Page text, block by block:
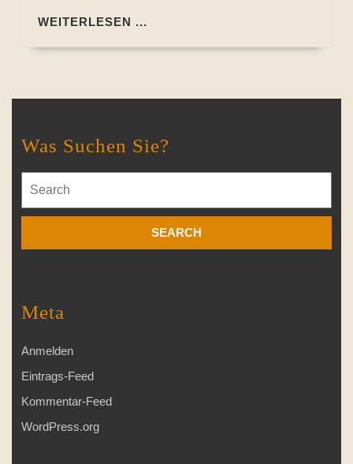
WEITERLESEN ...
Was Suchen Sie?
for:
Meta
Anmelden
Eintrags-Feed
Kommentar-Feed
WordPress.org